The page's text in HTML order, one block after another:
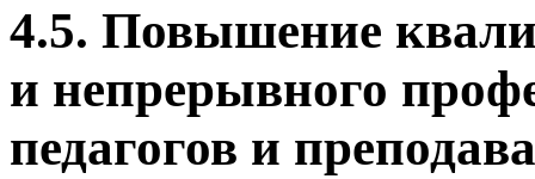
4.5. Повышение
и непрерывного
педагогов и